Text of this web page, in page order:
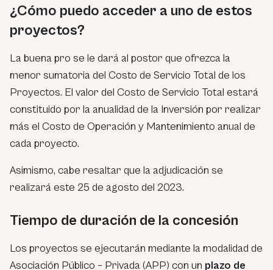
¿Cómo puedo acceder a uno de estos
proyectos?
La buena pro se le dará al postor que ofrezca la
menor sumatoria del Costo de Servicio Total de los
Proyectos. El valor del Costo de Servicio Total estará
constituido por la anualidad de la Inversión por realizar
más el Costo de Operación y Mantenimiento anual de
cada proyecto.
Asimismo, cabe resaltar que la adjudicación se
realizará este 25 de agosto del 2023.
Tiempo de duración de la concesión
Los proyectos se ejecutarán mediante la modalidad de
Asociación Público – Privada (APP) con un plazo de